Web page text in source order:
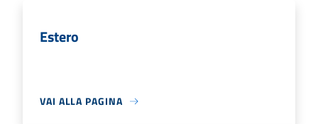
Estero
VAI ALLA PAGINA